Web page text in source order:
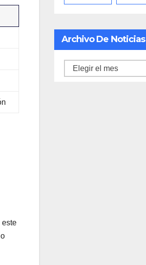
este
Archivo De Noticias
Archivo